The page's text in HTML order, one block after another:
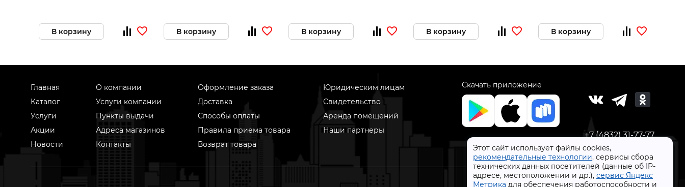
Этот сайт использует файлы cookies,
рекомендательные технологии, сервисы сбора
технических данных посетителей (данные об IP-
адресе, местоположении и др.), сервис Яндекс
Метрика для обеспечения работоспособности и
В корзину В корзину В корзину В корзину В корзину
Главная
Каталог
Услуги
Акции
Новости
О компании
Услуги компании
Пункты выдачи
Адреса магазинов
Контакты
Оформление заказа
Доставка
Способы оплаты
Правила приема товара
Возврат товара
Юридическим лицам
Свидетельство
Аренда помещений
Наши партнеры
Скачать приложение
+7 (4832) 31-77-77